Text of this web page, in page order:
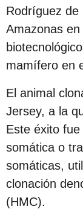
ñ
o
s
d
s
d
e
l
a
p
u
Rodríguez de
Amazonas
mamífero en
El animal
Jersey, a la
Este éxito
somática o
somáticas,
clonación
(HMC).